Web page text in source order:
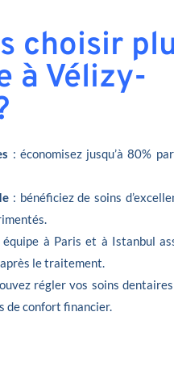
choisir
à Vélizy-
: économisez jusqu’à 80%
: bénéficiez de soins
à Paris et à Istanbul
le traitement.
régler vos soins
de confort financier.